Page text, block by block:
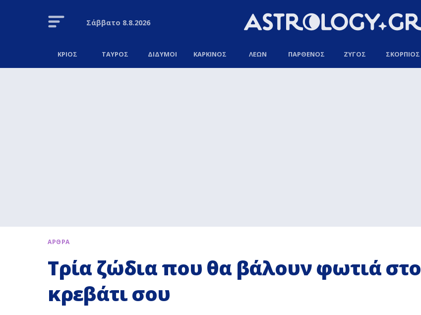
Σάββατο 8.8.2026
ΚΡΙΟΣ ΤΑΥΡΟΣ ΔΙΔΥΜΟΙ ΚΑΡΚΙΝΟΣ ΛΕΩΝ ΠΑΡΘΕΝΟΣ ΖΥΓΟΣ ΣΚΟΡΠΙΟΣ
ΑΡΘΡΑ
Τρία ζώδια που θα βάλουν φωτιά στο
κρεβάτι σου